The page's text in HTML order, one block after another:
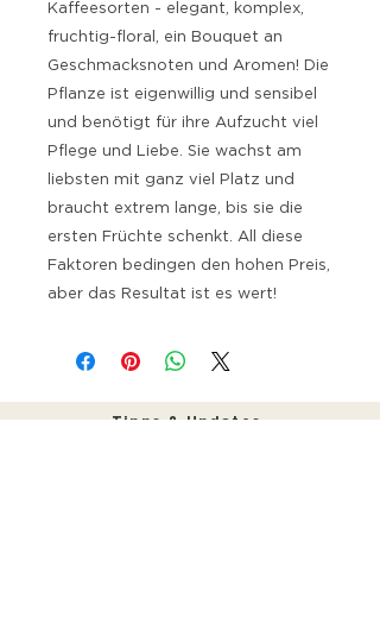
Kaffeesorten - elegant, komplex,
fruchtig-floral, ein Bouquet an
Geschmacksnoten und Aromen! Die
Pflanze ist eigenwillig und sensibel
und benötigt für ihre Aufzucht viel
Pflege und Liebe. Sie wachst am
liebsten mit ganz viel Platz und
braucht extrem lange, bis sie die
ersten Früchte schenkt. All diese
Faktoren bedingen den hohen Preis,
aber das Resultat ist es wert!
Tipps & Updates